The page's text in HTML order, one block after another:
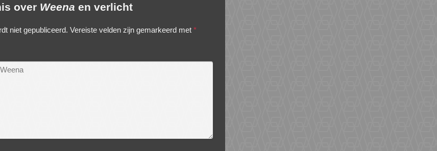
over Weena en verlicht
niet gepubliceerd. Vereiste velden zijn gemarkeerd met *